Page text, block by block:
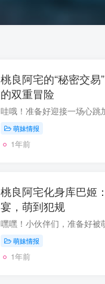
桃良阿宅的“秘密交易
的双重冒险
萌妹情报
1年前
桃良阿宅化身库巴姬
宴，萌到犯规
萌妹情报
1年前